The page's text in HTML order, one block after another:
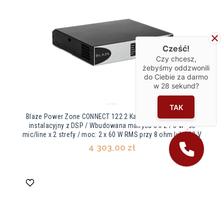
Blaze Power Zone CONNECT 122 2 Kanałowy wzmacniacz
instalacyjny z DSP / Wbudowana matryca 8 x 2 / 8 wejść
mic/line x 2 strefy / moc: 2 x 60 W RMS przy 8 ohm lub 100 V
4 303,00 zł
Cześć!
Czy chcesz,
żebyśmy oddzwonili
do Ciebie za darmo
w 28 sekund?
TAK